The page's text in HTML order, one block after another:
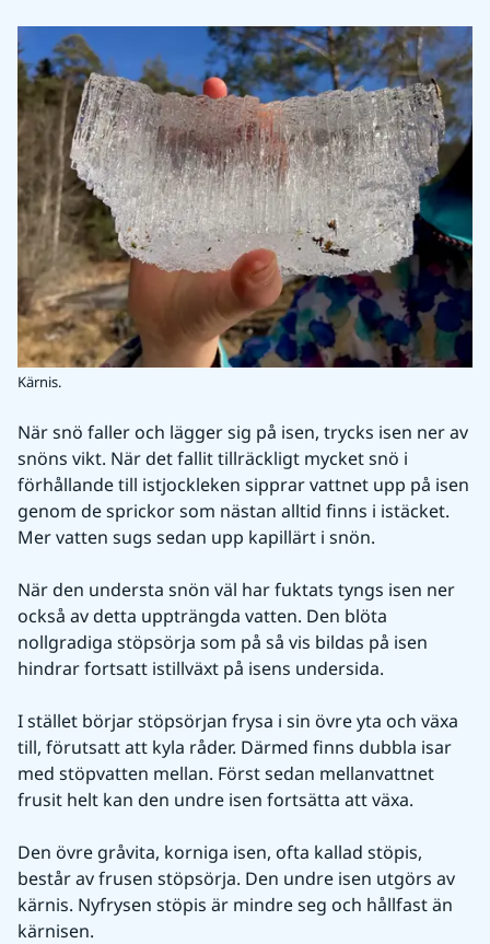
Kärnis.
När snö faller och lägger sig på isen, trycks isen ner av
snöns vikt. När det fallit tillräckligt mycket snö i
förhållande till istjockleken sipprar vattnet upp på isen
genom de sprickor som nästan alltid finns i istäcket.
Mer vatten sugs sedan upp kapillärt i snön.
När den understa snön väl har fuktats tyngs isen ner
också av detta uppträngda vatten. Den blöta
nollgradiga stöpsörja som på så vis bildas på isen
hindrar fortsatt istillväxt på isens undersida.
I stället börjar stöpsörjan frysa i sin övre yta och växa
till, förutsatt att kyla råder. Därmed finns dubbla isar
med stöpvatten mellan. Först sedan mellanvattnet
frusit helt kan den undre isen fortsätta att växa.
Den övre gråvita, korniga isen, ofta kallad stöpis,
består av frusen stöpsörja. Den undre isen utgörs av
kärnis. Nyfrysen stöpis är mindre seg och hållfast än
kärnisen.